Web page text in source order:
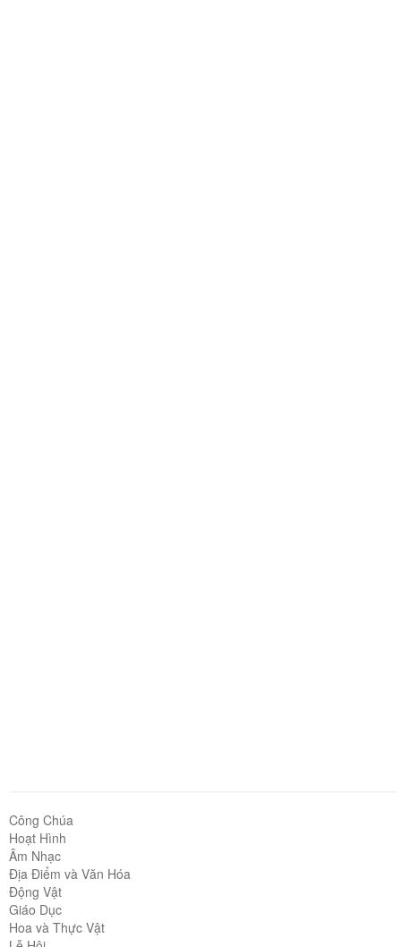
Công Chúa
Hoạt Hình
Âm Nhạc
Địa Điểm và Văn Hóa
Động Vật
Giáo Dục
Hoa và Thực Vật